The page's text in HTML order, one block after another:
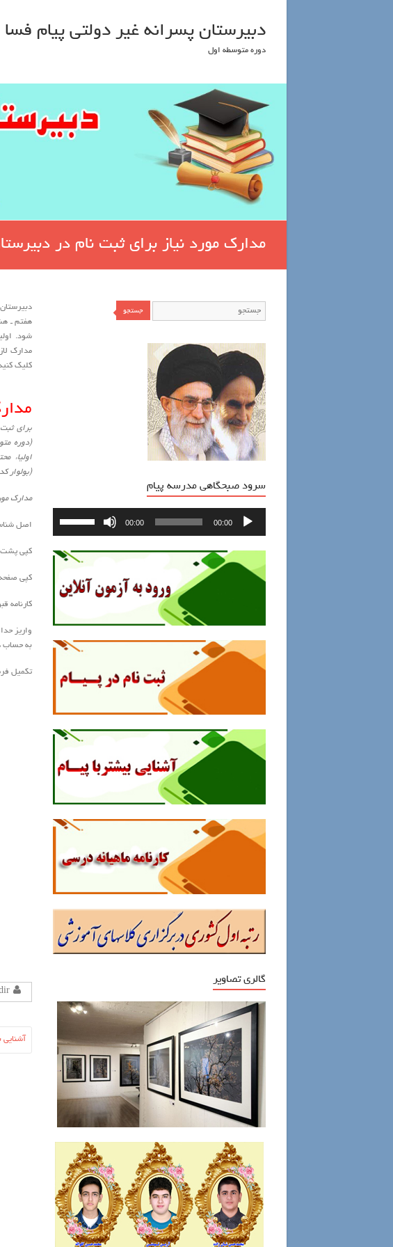
دبیرستان پسرانه غیر دولتی پیام فسا
دوره متوسطه اول
مدارک مورد نیاز برای ثبت نام در
هفتم ـ
شود.
مدارک
کلیک
برای
(دوره
اولیاء
(بولوار کدیوری)
مدارک
اصل
کپی پشت
کپی صفحه
کارنامه
به حساب
تکمیل
آشنایی
جستجو
سرود صبحگاهی مدرسه پیام
پخش‌کننده
00:00
00:00
افزایش
کاهش
از
کلیدهای
پایین
گالری تصاویر